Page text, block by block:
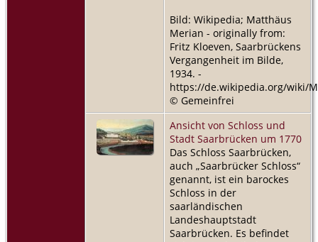
Bild: Wikipedia; Matthäus
Merian - originally from:
Fritz Kloeven, Saarbrückens
Vergangenheit im Bilde,
1934. -
https://de.wikipedia.org/wiki/
© Gemeinfrei
Ansicht von Schloss und
Stadt Saarbrücken um 1770
Das Schloss Saarbrücken,
auch „Saarbrücker Schloss“
genannt, ist ein barockes
Schloss in der
saarländischen
Landeshauptstadt
Saarbrücken. Es befindet